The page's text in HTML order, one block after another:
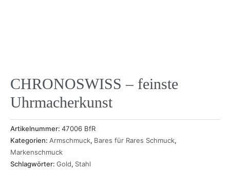
CHRONOSWISS – feinste
Uhrmacherkunst
Artikelnummer: 47006 BfR
Kategorien: Armschmuck, Bares für Rares Schmuck,
Markenschmuck
Schlagwörter: Gold, Stahl